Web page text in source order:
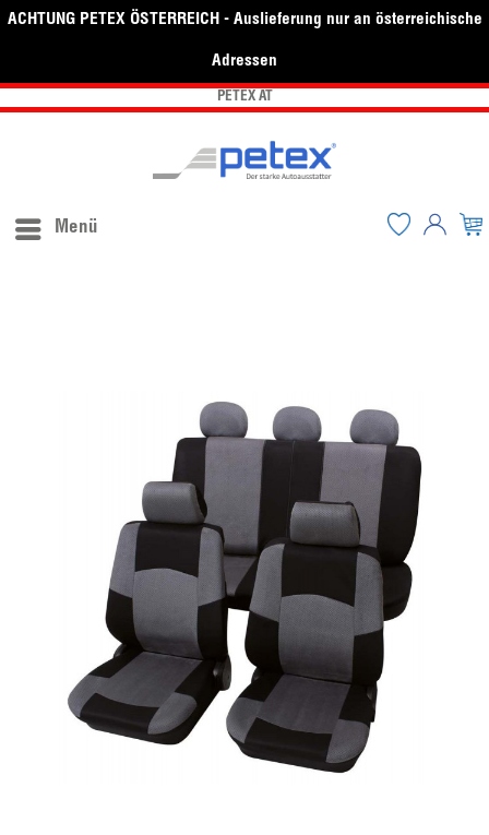
ACHTUNG PETEX ÖSTERREICH - Auslieferung nur an österreichische
Adressen
PETEX AT
Menü